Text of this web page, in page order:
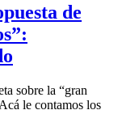
de
sobre la “gran
le contamos los